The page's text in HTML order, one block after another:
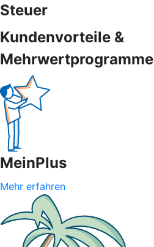
Steuer
Kundenvorteile &
Mehrwertprogramme
MeinPlus
Mehr erfahren